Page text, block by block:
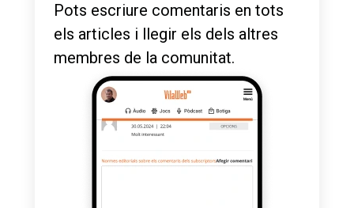
Pots escriure comentaris en tots
els articles i llegir els dels altres
membres de la comunitat.